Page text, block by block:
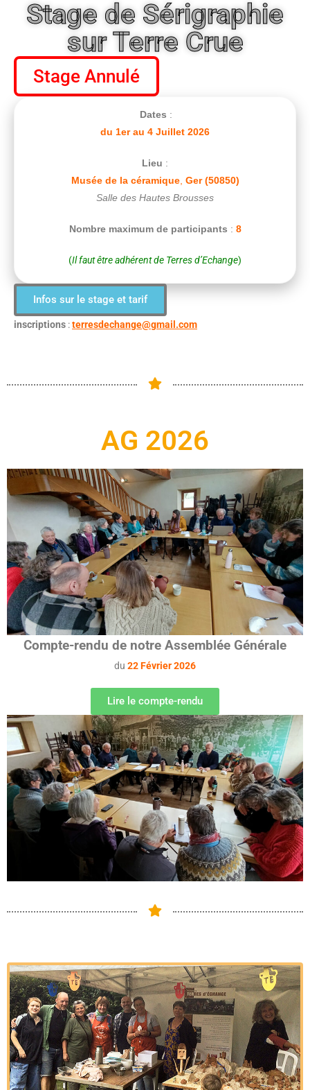
Stage de Sérigraphie
sur Terre Crue
Stage Annulé
Dates :
du 1erau 4 Juillet 2026
Lieu :
Musée de la céramique, Ger (50850)
Salle des Hautes Brousses
Nombre maximum de participants : 8
(Il faut être adhérent de Terres d’Echange)
Infos sur le stage et tarif
inscriptions :terresdechange@gmail.com
AG 2026
Compte-rendu de notre Assemblée Générale
du 22 Février 2026
Lire le compte-rendu